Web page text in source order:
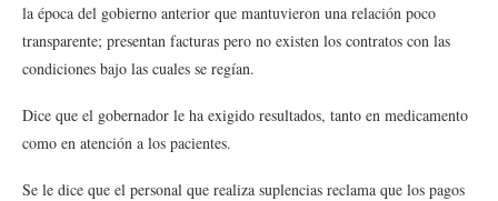
la época del gobierno anterior que mantuvieron una relación poco
transparente; presentan facturas pero no existen los contratos con las
condiciones bajo las cuales se regían.
Dice que el gobernador le ha exigido resultados, tanto en medicamento
como en atención a los pacientes.
Se le dice que el personal que realiza suplencias reclama que los pagos